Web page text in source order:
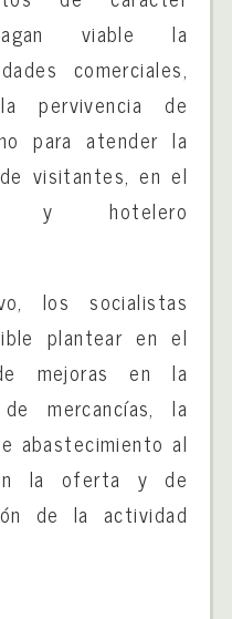
viable la
comerciales,
pervivencia de
para atender la
visitantes, en el
y hotelero
los socialistas
plantear en el
mejoras en la
mercancías, la
abastecimiento al
la oferta y de
de la actividad